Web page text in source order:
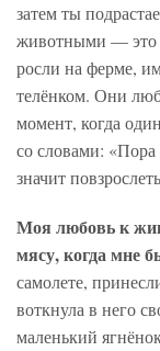
затем ты
животными — это
росли на ферме,
телёнком. Они
момент, когда
со словами: «Пора
значит
Моя любовь к
мясу, когда мне
самолете,
воткнула в него
маленький